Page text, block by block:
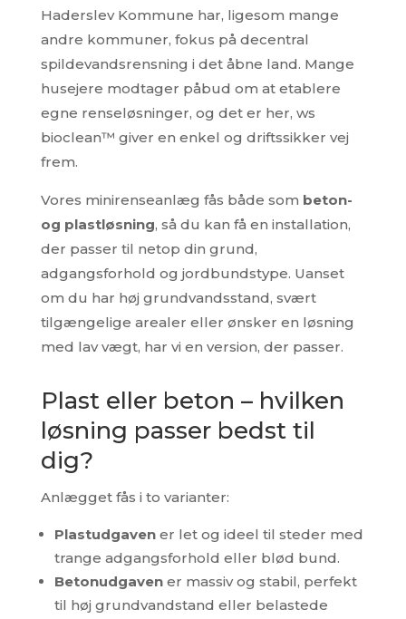
Haderslev Kommune har, ligesom mange
andre kommuner, fokus på decentral
spildevandsrensning i det åbne land. Mange
husejere modtager påbud om at etablere
egne renseløsninger, og det er her, ws
bioclean™ giver en enkel og driftssikker vej
frem.
Vores minirenseanlæg fås både som beton-
og plastløsning, så du kan få en installation,
der passer til netop din grund,
adgangsforhold og jordbundstype. Uanset
om du har høj grundvandsstand, svært
tilgængelige arealer eller ønsker en løsning
med lav vægt, har vi en version, der passer.
Plast eller beton – hvilken
løsning passer bedst til
dig?
Anlægget fås i to varianter:
Plastudgavener let og ideel til steder med
trange adgangsforhold eller blød bund.
Betonudgavener massiv og stabil, perfekt
til høj grundvandstand eller belastede